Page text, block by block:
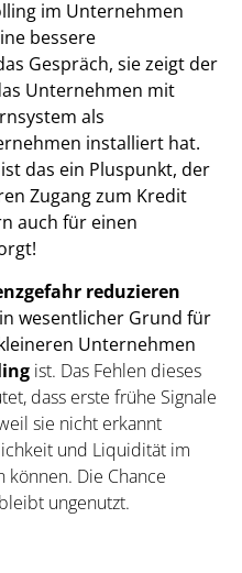
im Unternehmen
bessere
Gespräch, sie zeigt der
Unternehmen mit
als
installiert hat.
das ein Pluspunkt, der
Zugang zum Kredit
auch für einen
reduzieren
wesentlicher Grund für
Unternehmen
ist. Das Fehlen dieses
dass erste frühe Signale
sie nicht erkannt
und Liquidität im
Die Chance
ungenutzt.